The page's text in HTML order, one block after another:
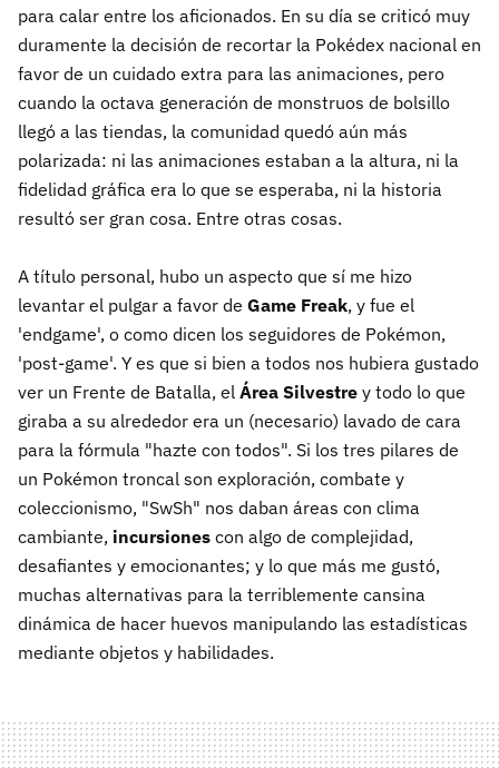
para calar entre los aficionados. En su día se criticó muy
duramente la decisión de recortar la Pokédex nacional en
favor de un cuidado extra para las animaciones, pero
cuando la octava generación de monstruos de bolsillo
llegó a las tiendas, la comunidad quedó aún más
polarizada: ni las animaciones estaban a la altura, ni la
fidelidad gráfica era lo que se esperaba, ni la historia
resultó ser gran cosa. Entre otras cosas.
A título personal, hubo un aspecto que sí me hizo
levantar el pulgar a favor de Game Freak, y fue el
'endgame', o como dicen los seguidores de Pokémon,
'post-game'. Y es que si bien a todos nos hubiera gustado
ver un Frente de Batalla, el Área Silvestre y todo lo que
giraba a su alrededor era un (necesario) lavado de cara
para la fórmula "hazte con todos". Si los tres pilares de
un Pokémon troncal son exploración, combate y
coleccionismo, "SwSh" nos daban áreas con clima
cambiante, incursiones con algo de complejidad,
desafiantes y emocionantes; y lo que más me gustó,
muchas alternativas para la terriblemente cansina
dinámica de hacer huevos manipulando las estadísticas
mediante objetos y habilidades.